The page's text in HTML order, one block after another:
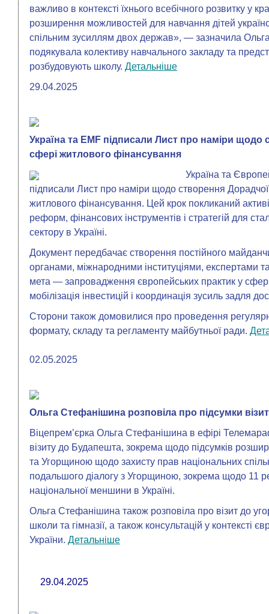
важливо в контексті їхнього всебічного розвитку у
розширення можливостей для навчання дітей
спільним зусиллям двох держав», — зазначила
подякувала колективу навчального закладу та
розбудовують школу. Детальніше
29.04.2025
Україна та EMF підписали Лист про наміри щодо
сфері житлового фінансування
Україна та
підписали Лист про наміри щодо створення
житлового фінансування. Цей крок покликаний
реформ, фінансових інструментів і стратегій для
сектору в Україні.
Документ передбачає створення постійного
органами, міжнародними інституціями, експертами
мета — запровадження європейських практик у
мобілізація інвестицій і координація зусиль задля
Сторони також домовилися про проведення
формату, складу та регламенту майбутньої ради.
02.05.2025
Ольга Стефанішина розповіла про підсумки
Віцепремʼєрка Ольга Стефанішина в ефірі
візиту до Будапешта, зокрема щодо підсумків
та Угорщиною щодо захисту прав національних
подальшого діалогу з Угорщиною, зокрема щодо 11
національної меншини в Україні.
Ольга Стефанішина також розповіла про візит до
школи та гімназії, а також консультацій у контексті
України. Детальніше
29.04.2025